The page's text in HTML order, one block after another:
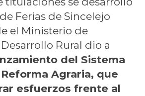
Ferias de Sincelejo
el Ministerio de
Rural dio a
del Sistema
Agraria, que
esfuerzos frente al